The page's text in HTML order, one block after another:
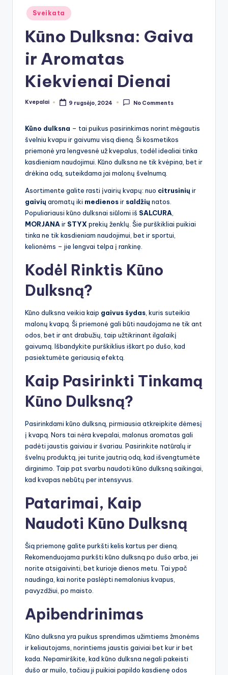
Posted
in
Sveikata
Kūno Dulksna: Gaiva
ir Aromatas
Kiekvienai Dienai
Posted
Kvepalai 9 rugsėjo, 2024 No Comments
Kūno dulksna – tai puikus pasirinkimas norint mėgautis
švelniu kvapu ir gaivumu visą dieną. Ši kosmetikos
priemonė yra lengvesnė už kvepalus, todėl idealiai tinka
kasdieniam naudojimui. Kūno dulksna ne tik kvėpina, bet ir
drėkina odą, suteikdama jai malonų švelnumą.
Asortimente galite rasti įvairių kvapų: nuo citrusinių ir
gaivių aromatų iki medienosir saldžių natos.
Populiariausi kūno dulksnai siūlomi iš SALCURA,
MORJANAir STYX prekių ženklų. Šie purškikliai puikiai
tinka ne tik kasdieniam naudojimui, bet ir sportui,
kelionėms – jie lengvai telpa į rankinę.
Kodėl Rinktis Kūno
Dulksną?
Kūno dulksna veikia kaip gaivus šydas, kuris suteikia
malonų kvapą. Ši priemonė gali būti naudojama ne tik ant
odos, bet ir ant drabužių, taip užtikrinant ilgalaikį
gaivumą. Išbandykite purškiklius iškart po dušo, kad
pasiektumėte geriausią efektą.
Kaip Pasirinkti Tinkamą
Kūno Dulksną?
Pasirinkdami kūno dulksną, pirmiausia atkreipkite dėmesį
į kvapą. Nors tai nėra kvepalai, malonus aromatas gali
padėti jaustis gaiviau ir švariau. Pasirinkite natūralų ir
švelnų produktą, jei turite jautrią odą, kad išvengtumėte
dirginimo. Taip pat svarbu naudoti kūno dulksną saikingai,
kad kvapas nebūtų per intensyvus.
Patarimai, Kaip
Naudoti Kūno Dulksną
Šią priemonę galite purkšti kelis kartus per dieną.
Rekomenduojama purkšti kūno dulksną po dušo arba, jei
norite atsigaivinti, bet kurioje dienos metu. Tai ypač
naudinga, kai norite paslėpti nemalonius kvapus,
pavyzdžiui, po maisto.
Apibendrinimas
Kūno dulksna yra puikus sprendimas užimtiems žmonėms
ir keliautojams, norintiems jaustis gaiviai bet kur ir bet
kada. Nepamirškite, kad kūno dulksna negali pakeisti
dušo ar muilo, tačiau ji puikiai papildo kasdienę odos